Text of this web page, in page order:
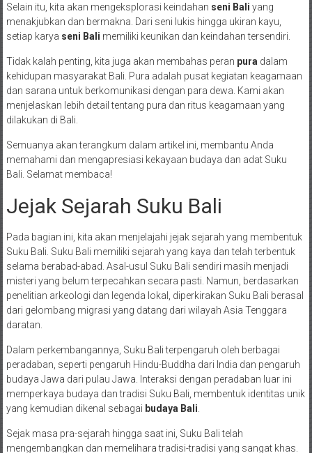
Selain itu, kita akan mengeksplorasi keindahan seni Bali yang
menakjubkan dan bermakna. Dari seni lukis hingga ukiran kayu,
setiap karya seni Bali memiliki keunikan dan keindahan tersendiri.
Tidak kalah penting, kita juga akan membahas peran pura dalam
kehidupan masyarakat Bali. Pura adalah pusat kegiatan keagamaan
dan sarana untuk berkomunikasi dengan para dewa. Kami akan
menjelaskan lebih detail tentang pura dan ritus keagamaan yang
dilakukan di Bali.
Semuanya akan terangkum dalam artikel ini, membantu Anda
memahami dan mengapresiasi kekayaan budaya dan adat Suku
Bali. Selamat membaca!
Jejak Sejarah Suku Bali
Pada bagian ini, kita akan menjelajahi jejak sejarah yang membentuk
Suku Bali. Suku Bali memiliki sejarah yang kaya dan telah terbentuk
selama berabad-abad. Asal-usul Suku Bali sendiri masih menjadi
misteri yang belum terpecahkan secara pasti. Namun, berdasarkan
penelitian arkeologi dan legenda lokal, diperkirakan Suku Bali berasal
dari gelombang migrasi yang datang dari wilayah Asia Tenggara
daratan.
Dalam perkembangannya, Suku Bali terpengaruh oleh berbagai
peradaban, seperti pengaruh Hindu-Buddha dari India dan pengaruh
budaya Jawa dari pulau Jawa. Interaksi dengan peradaban luar ini
memperkaya budaya dan tradisi Suku Bali, membentuk identitas unik
yang kemudian dikenal sebagai budaya Bali
Sejak masa pra-sejarah hingga saat ini, Suku Bali telah
mengembangkan dan memelihara tradisi-tradisi yang sangat khas.